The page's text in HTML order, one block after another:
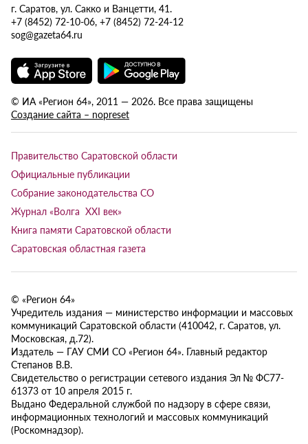
г. Саратов, ул. Сакко и Ванцетти, 41.
+7 (8452) 72-10-06, +7 (8452) 72-24-12
sog@gazeta64.ru
© ИА «Регион 64», 2011 — 2026. Все права защищены
Создание сайта – nopreset
Правительство Саратовской области
Официальные публикации
Собрание законодательства СО
Журнал «Волга XXI век»
Книга памяти Саратовской области
Саратовская областная газета
© «Регион 64»
Учредитель издания — министерство информации и массовых
коммуникаций Саратовской области (410042, г. Саратов, ул.
Московская, д.72).
Издатель — ГАУ СМИ СО «Регион 64». Главный редактор
Степанов В.В.
Свидетельство о регистрации сетевого издания Эл № ФС77-
61373 от 10 апреля 2015 г.
Выдано Федеральной службой по надзору в сфере связи,
информационных технологий и массовых коммуникаций
(Роскомнадзор).